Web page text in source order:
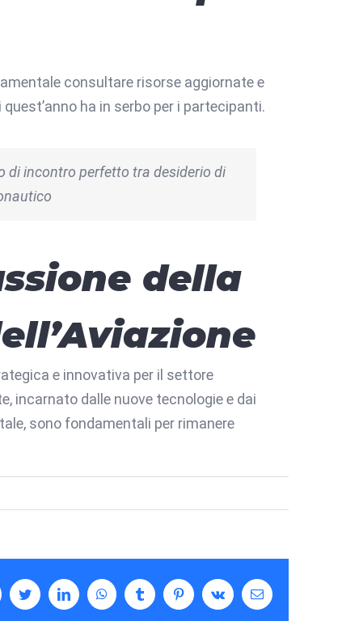
consultare risorse aggiornate e
ha in serbo per i partecipanti.
di incontro perfetto tra desiderio di
della
e innovativa per il settore
incarnato dalle nuove tecnologie e dai
sono fondamentali per rimanere
twitter linkedin whatsapptumblr pinterestvk Email